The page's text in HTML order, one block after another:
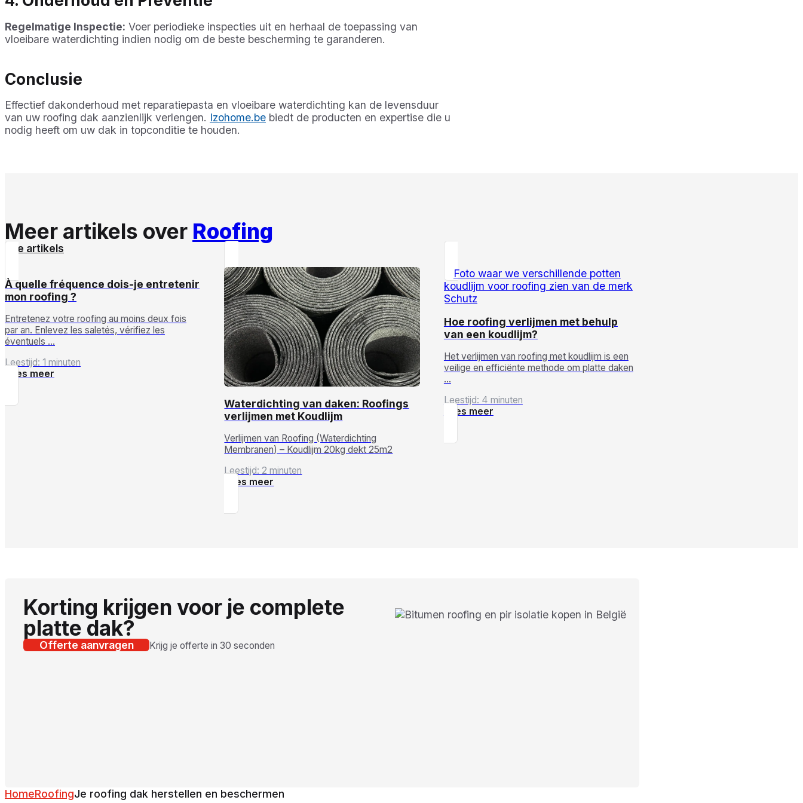
Regelmatige Inspectie: Voer periodieke inspecties uit en herhaal de toepassing van
vloeibare waterdichting indien nodig om de beste bescherming te garanderen.
Conclusie
Effectief dakonderhoud met reparatiepasta en vloeibare waterdichting kan de levensduur
van uw roofing dak aanzienlijk verlengen. Izohome.be biedt de producten en expertise die u
nodig heeft om uw dak in topconditie te houden.
Meer artikels over Roofing
Alle artikels
À quelle fréquence dois-je entretenir
mon roofing ?
Entretenez votre roofing au moins deux fois
par an. Enlevez les saletés, vérifiez les
éventuels …
Leestijd: 1 minuten
Lees meer
Waterdichting van daken: Roofings
verlijmen met Koudlijm
Verlijmen van Roofing (Waterdichting
Membranen) – Koudlijm 20kg dekt 25m2
Leestijd: 2 minuten
Lees meer
Hoe roofing verlijmen met behulp
van een koudlijm?
Het verlijmen van roofing met koudlijm is een
veilige en efficiënte methode om platte daken
…
Leestijd: 4 minuten
Lees meer
Korting krijgen voor je complete
platte dak?
Offerte aanvragen Krijg je offerte in 30 seconden
HomeRoofingJe roofing dak herstellen en beschermen